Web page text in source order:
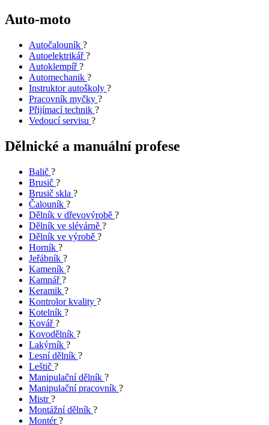
Auto-moto
Autočalouník ?
Autoelektrikář?
Autoklempíř?
Automechanik ?
Instruktor autoškoly ?
Pracovník myčky ?
Přijímací technik ?
Vedoucí servisu ?
Dělnické a manuální profese
Balič ?
Brusič ?
Brusič skla ?
Čalouník ?
Dělník v dřevovýrobě ?
Dělník ve slévárně ?
Dělník ve výrobě ?
Horník ?
Jeřábník ?
Kameník ?
Kamnář?
Keramik ?
Kontrolor kvality ?
Kotelník ?
Kovář?
Kovodělník ?
Lakýrník ?
Lesní dělník ?
Leštič ?
Manipulační dělník ?
Manipulační pracovník ?
Mistr?
Montážní dělník ?
Montér?